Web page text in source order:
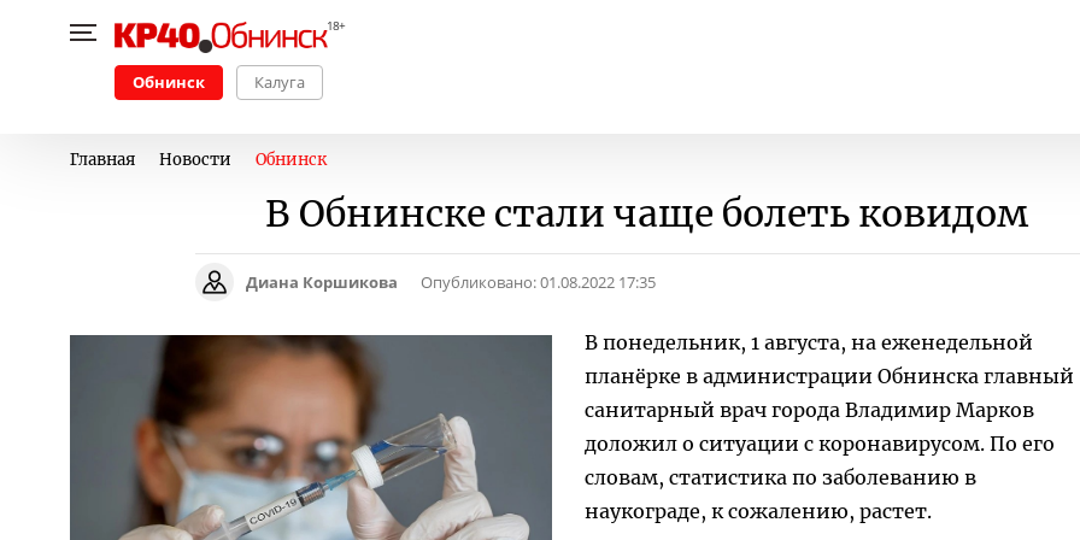
Обнинск Калуга
Главная Новости Обнинск
В Обнинске стали чаще болеть ковидом
Диана Коршикова Опубликовано:01.08.2022 17:35
В понедельник, 1 августа, на еженедельной
планёрке в администрации Обнинска главный
санитарный врач города Владимир Марков
доложил о ситуации с коронавирусом. По его
словам, статистика по заболеванию в
наукограде, к сожалению, растет.